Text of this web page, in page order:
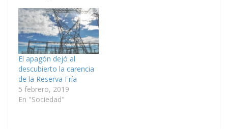
El apagón dejó al
descubierto la carencia
de la Reserva Fría
5 febrero, 2019
En "Sociedad"